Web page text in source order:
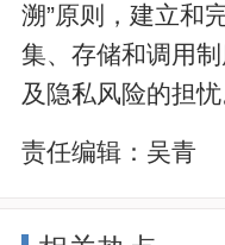
溯”原则，建立和
集、存储和调用
及隐私风险的担忧
责任编辑： 吴青